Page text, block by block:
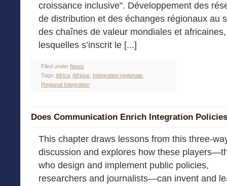
croissance inclusive”. Développement des
de distribution et des échanges régionaux au
des chaînes de valeur mondiales et
lesquelles s’inscrit le [...]
Filed under News
Tags: Africa Afrique Integration regionale
Regional Integration
Does Communication Enrich Integration
This chapter draws lessons from this three-
discussion and explores how these
who design and implement public policies,
researchers and journalists—can invent and